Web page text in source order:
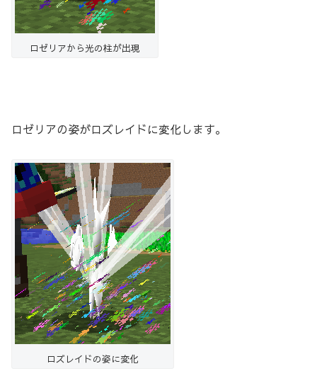
ロゼリアから光の柱が出現
ロゼリアの姿がロズレイドに変化します。
ロズレイドの姿に変化